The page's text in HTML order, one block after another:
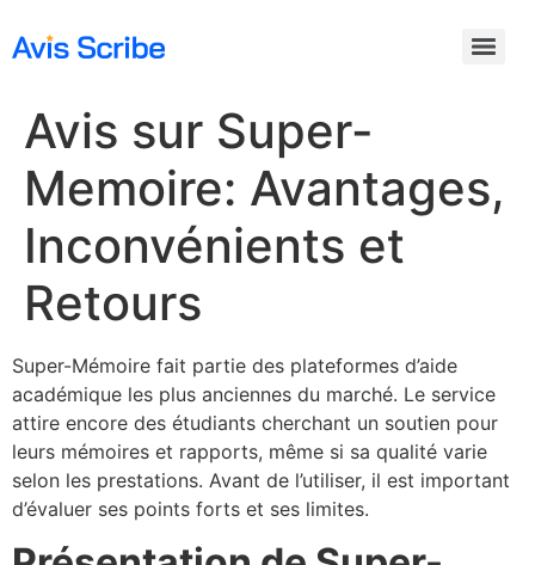
Avis sur Super-
Memoire: Avantages,
Inconvénients et
Retours
Super-Mémoire fait partie des plateformes d’aide
académique les plus anciennes du marché. Le service
attire encore des étudiants cherchant un soutien pour
leurs mémoires et rapports, même si sa qualité varie
selon les prestations. Avant de l’utiliser, il est important
d’évaluer ses points forts et ses limites.